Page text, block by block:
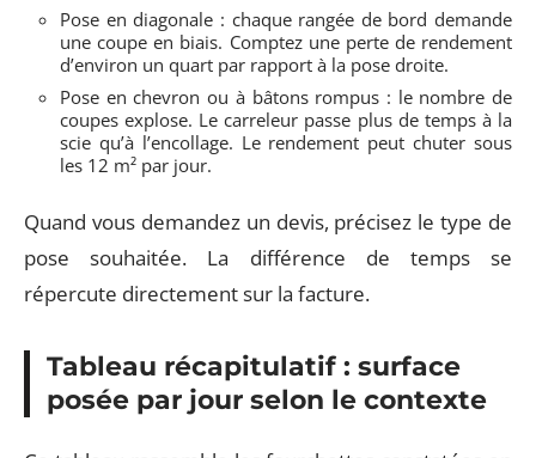
Pose en diagonale : chaque rangée de bord demande
une coupe en biais. Comptez une perte de rendement
d’environ un quart par rapport à la pose droite.
Pose en chevron ou à bâtons rompus : le nombre de
coupes explose. Le carreleur passe plus de temps à la
scie qu’à l’encollage. Le rendement peut chuter sous
les 12 m² par jour.
Quand vous demandez un devis, précisez le type de
pose souhaitée. La différence de temps se
répercute directement sur la facture.
Tableau récapitulatif : surface
posée par jour selon le contexte